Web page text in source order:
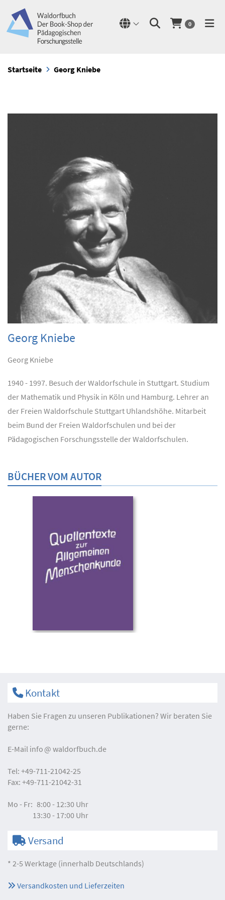
0
Startseite Georg Kniebe
Georg Kniebe
Georg Kniebe
1940 - 1997. Besuch der Waldorfschule in Stuttgart. Studium
der Mathematik und Physik in Köln und Hamburg. Lehrer an
der Freien Waldorfschule Stuttgart Uhlandshöhe. Mitarbeit
beim Bund der Freien Waldorfschulen und bei der
Pädagogischen Forschungsstelle der Waldorfschulen.
BÜCHER VOM AUTOR
Kontakt
Haben Sie Fragen zu unseren Publikationen? Wir beraten Sie
gerne:
E-Mail info waldorfbuch.de
Tel: +49-711-21042-25
Fax: +49-711-21042-31
Mo - Fr: 8:00 - 12:30 Uhr
13:30 - 17:00 Uhr
Versand
* 2-5 Werktage (innerhalb Deutschlands)
Versandkosten und Lieferzeiten